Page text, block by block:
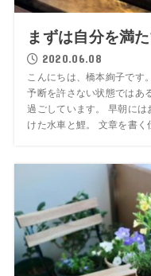
まずは自分を満
2020.06.08
こんにちは、橋本絢子です
予断を許さない状態ではあ
過ごしています。 早朝に
けた水車と鯉。 文章を書く